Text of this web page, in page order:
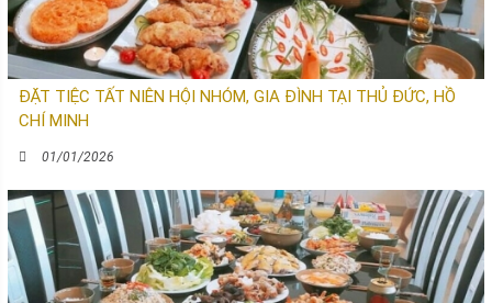
ĐẶT TIỆC TẤT NIÊN HỘI NHÓM, GIA ĐÌNH TẠI THỦ ĐỨC, HỒ
CHÍ MINH
01/01/2026